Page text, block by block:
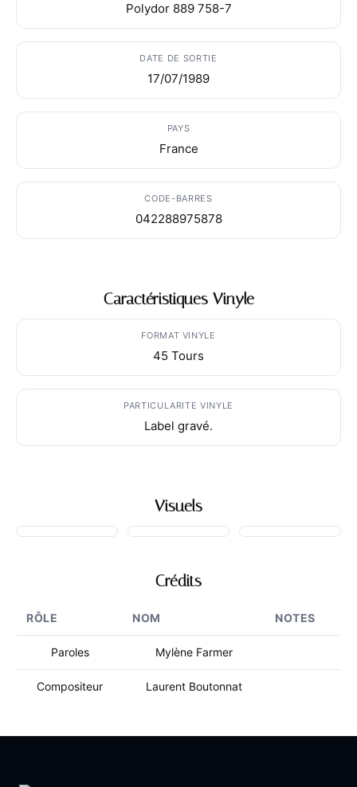
Polydor 889 758-7
DATE DE SORTIE
17/07/1989
PAYS
France
CODE-BARRES
042288975878
Caractéristiques Vinyle
FORMAT VINYLE
45 Tours
PARTICULARITE VINYLE
Label gravé.
Visuels
Crédits
RÔLE NOM NOTES
Paroles Mylène Farmer
Compositeur Laurent Boutonnat